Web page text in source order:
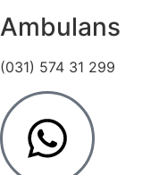
Ambulans
(031) 574 31 299